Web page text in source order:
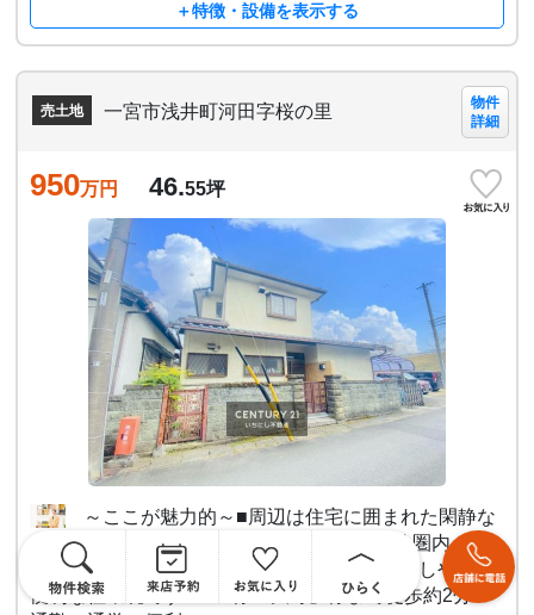
＋特徴・設備を表示する
売土地 一宮市浅井町河田字桜の里
物件
詳細
950万円 46.55坪
～ここが魅力的～■周辺は住宅に囲まれた閑静な
立地です♪■保育園、小学校が徒歩10分圏内！ま
た、桜の里公園まで徒歩約1分。子育てしやすい
便利な住環境です■バス停「大野」停まで徒歩約2分！